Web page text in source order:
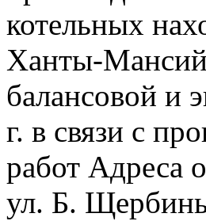
котельных
Ханты-
балансовой и
г. в связи с
работ Адреса
ул. Б.